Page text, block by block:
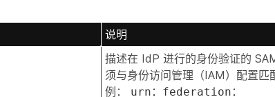
说明
描述在 IdP 进行的身份验证的
须与身份访问管理（IAM）配置匹
例：
urn：federation：